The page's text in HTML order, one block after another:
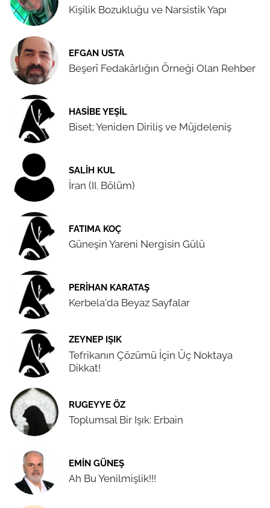
Kişilik Bozukluğu ve Narsistik Yapı
EFGAN USTA
Beşerî Fedakârlığın Örneği Olan Rehber
HASIBE YEŞIL
Biset; Yeniden Diriliş ve Müjdeleniş
SALIH KUL
İran (II. Bölüm)
FATIMA KOÇ
Güneşin Yareni Nergisin Gülü
PERIHAN KARATAŞ
Kerbela'da Beyaz Sayfalar
ZEYNEP IŞIK
Tefrikanın Çözümü İçin Üç Noktaya
Dikkat!
RUGEYYE ÖZ
Toplumsal Bir Işık: Erbain
EMIN GÜNEŞ
Ah Bu Yenilmişlik!!!